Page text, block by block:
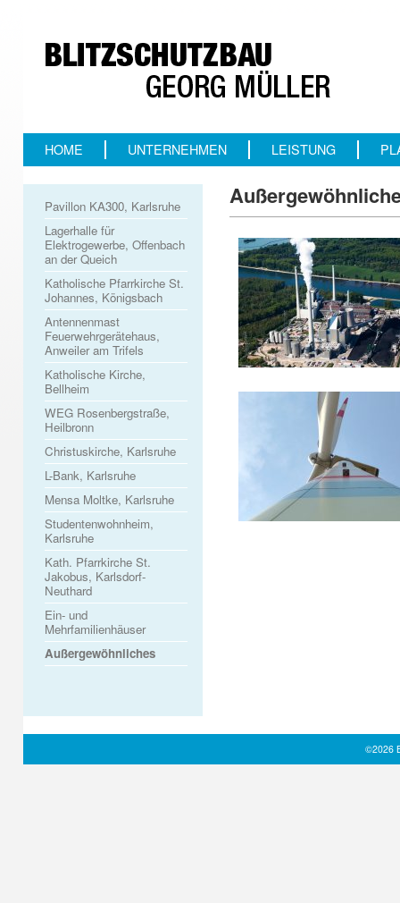
HOME UNTERNEHMEN LEISTUNG
Pavillon KA300, Karlsruhe
Lagerhalle für
Elektrogewerbe, Offenbach
an der Queich
Katholische Pfarrkirche St.
Johannes, Königsbach
Antennenmast
Feuerwehrgerätehaus,
Anweiler am Trifels
Katholische Kirche,
Bellheim
WEG Rosenbergstraße,
Heilbronn
Christuskirche, Karlsruhe
L-Bank, Karlsruhe
Mensa Moltke, Karlsruhe
Studentenwohnheim,
Karlsruhe
Kath. Pfarrkirche St.
Jakobus, Karlsdorf-
Neuthard
Ein- und
Mehrfamilienhäuser
Außergewöhnliches
©2026